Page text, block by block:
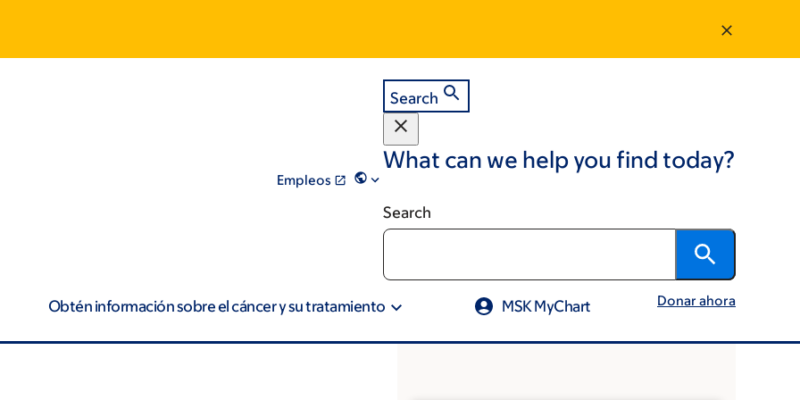
Empleos
Search
What can we help you find today?
Search
Obtén información sobre el cáncer y su tratamiento MSK MyChart Donar ahora